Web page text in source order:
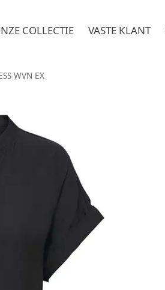
COLLECTIE VASTE KLANT
WVN EX